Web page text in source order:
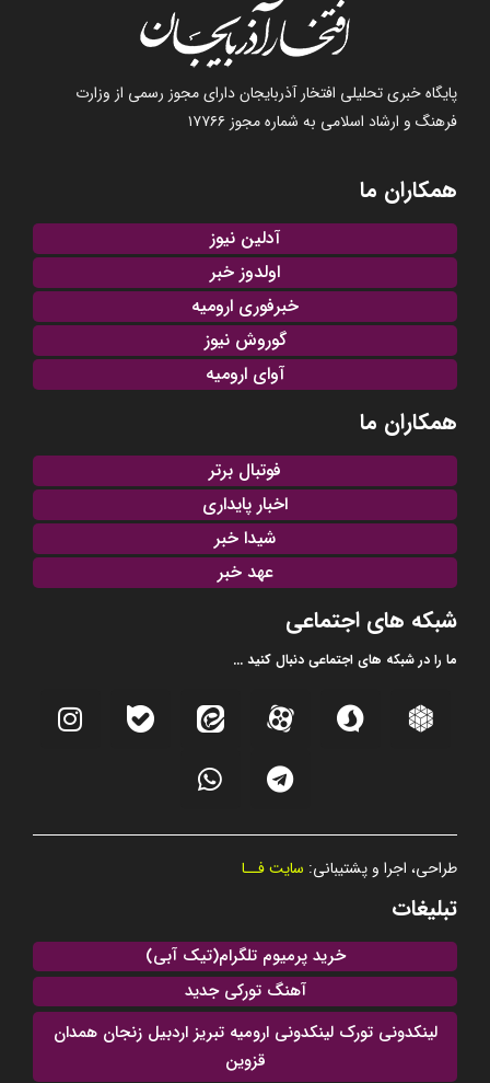
پایگاه خبری تحلیلی افتخار آذربایجان دارای مجوز رسمی از وزارت
فرهنگ و ارشاد اسلامی به شماره مجوز ۱۷۷۶۶
همکاران ما
آدلین نیوز
اولدوز خبر
خبرفوری ارومیه
گوروش نیوز
آوای ارومیه
همکاران ما
فوتبال برتر
اخبار پایداری
شیدا خبر
عهد خبر
شبکه های اجتماعی
ما را در شبکه های اجتماعی دنبال کنید ...
طراحی، اجرا و پشتیبانی: سایت فــا
تبلیغات
خرید پرمیوم تلگرام(تیک آبی)
آهنگ تورکی جدید
لینکدونی تورک لینکدونی ارومیه تبریز اردبیل زنجان همدان
قزوین